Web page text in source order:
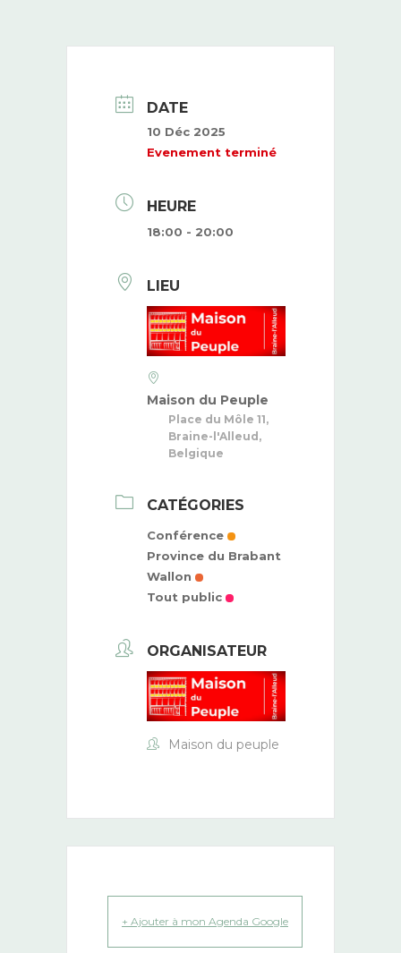
DATE
10 Déc 2025
Evenement terminé
HEURE
18:00 - 20:00
LIEU
Maison du Peuple
Place du Môle 11,
Braine-l'Alleud,
Belgique
CATÉGORIES
Conférence
Province du Brabant
Wallon
Tout public
ORGANISATEUR
Maison du peuple
+ Ajouter à mon Agenda Google